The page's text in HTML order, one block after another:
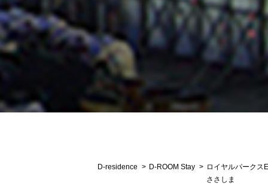
D-residence D-ROOM Stay
ロイヤルパークス
ささしま